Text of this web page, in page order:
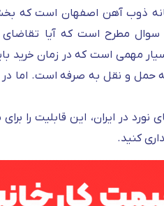
ذوب آهن اصفهان است که
مطرح است که آیا تقاضای
مهمی است که در زمان خرید
و نقل به صرفه است. اما در
در ایران، این قابلیت را
کنید.